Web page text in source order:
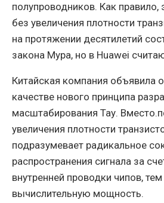
полупроводников. Как
без увеличения плотности
на протяжении десятилетий
закона Мура, но в Huawei
Китайская компания объявила
качестве нового принципа
масштабирования Тау.
увеличения плотности
подразумевает радикальное
распространения сигнала за
внутренней проводки чипов,
вычислительную мощность.